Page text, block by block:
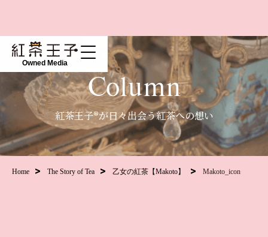
Owned Media
Column
紅茶王子®が日々出会う紅茶への想い
Home The Story of Tea 乙女の紅茶【Makoto】 Makoto_icon